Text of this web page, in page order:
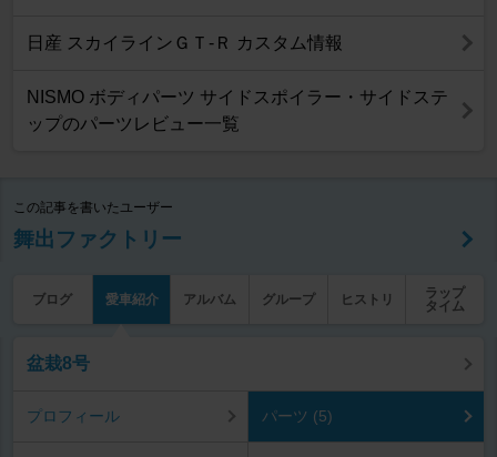
日産 スカイラインＧＴ‐Ｒ カスタム情報
NISMO ボディパーツ サイドスポイラー・サイドステ
ップのパーツレビュー一覧
この記事を書いたユーザー
舞出ファクトリー
ブログ 愛車紹介 アルバム グループ ヒストリ
ラップ
タイム
盆栽8号
プロフィール パーツ (5)